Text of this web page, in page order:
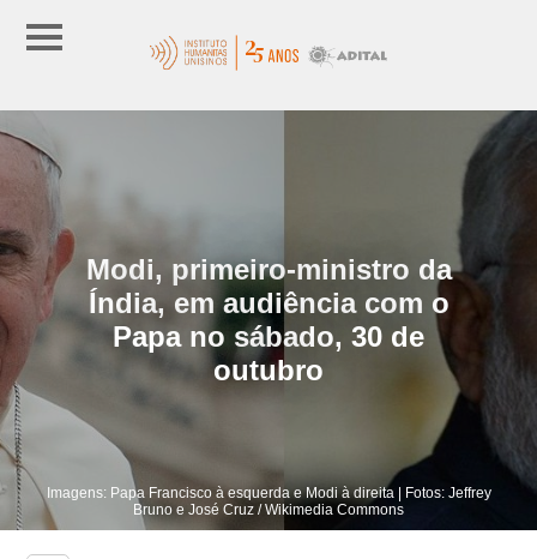
Modi, primeiro-ministro da
Índia, em audiência com o
Papa no sábado, 30 de
outubro
Imagens: Papa Francisco à esquerda e Modi à direita | Fotos: Jeffrey
Bruno e José Cruz / Wikimedia Commons